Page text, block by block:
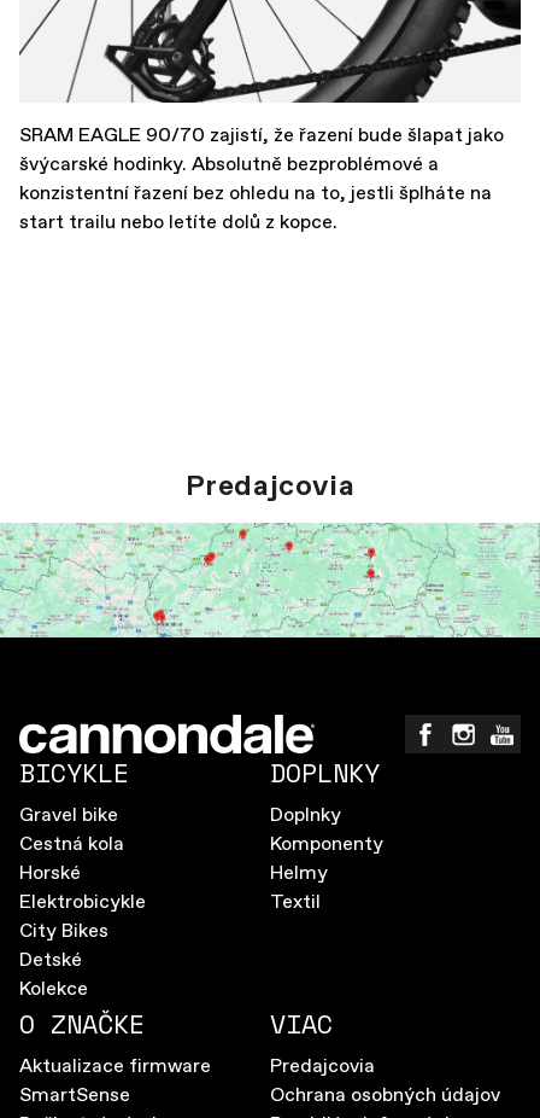
SRAM EAGLE 90/70 zajistí, že řazení bude šlapat jako
švýcarské hodinky. Absolutně bezproblémové a
konzistentní řazení bez ohledu na to, jestli šplháte na
start trailu nebo letíte dolů z kopce.
Predajcovia
BICYKLE
Gravel bike
Cestná kola
Horské
Elektrobicykle
City Bikes
Detské
Kolekce
DOPLNKY
Doplnky
Komponenty
Helmy
Textil
O ZNAČKE
Aktualizace firmware
SmartSense
VIAC
Predajcovia
Ochrana osobných údajov